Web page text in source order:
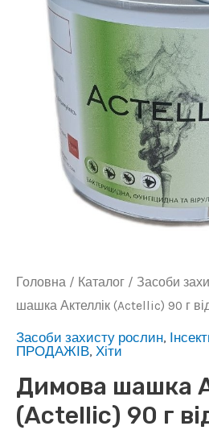
Головна / Каталог / Засоби
шашка Актеллік (Actellic) 90 г
Засоби захисту рослин,
ПРОДАЖІВ, Хіти
Димова шашка
(Actellic) 90 г